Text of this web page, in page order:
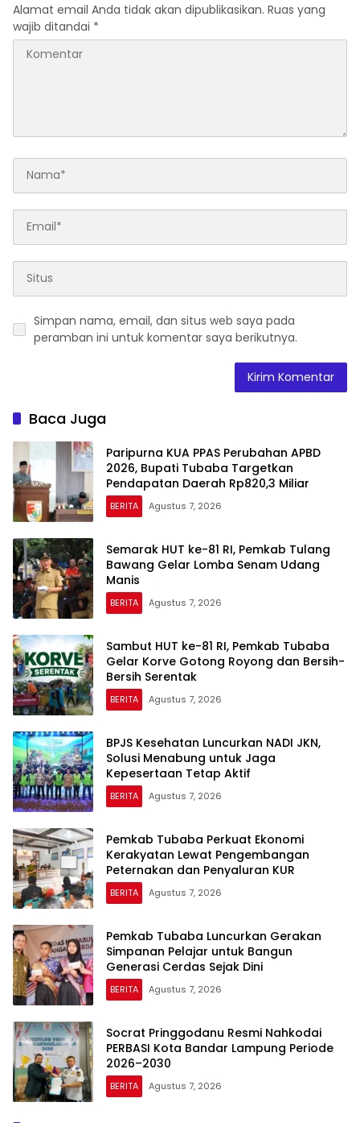
Alamat email Anda tidak akan dipublikasikan. Ruas yang
wajib ditandai *
Simpan nama, email, dan situs web saya pada
peramban ini untuk komentar saya berikutnya.
Baca Juga
Paripurna KUA PPAS Perubahan APBD
2026, Bupati Tubaba Targetkan
Pendapatan Daerah Rp820,3 Miliar
BERITA Agustus 7, 2026
Semarak HUT ke-81 RI, Pemkab Tulang
Bawang Gelar Lomba Senam Udang
Manis
BERITA Agustus 7, 2026
Sambut HUT ke-81 RI, Pemkab Tubaba
Gelar Korve Gotong Royong dan Bersih-
Bersih Serentak
BERITA Agustus 7, 2026
BPJS Kesehatan Luncurkan NADI JKN,
Solusi Menabung untuk Jaga
Kepesertaan Tetap Aktif
BERITA Agustus 7, 2026
Pemkab Tubaba Perkuat Ekonomi
Kerakyatan Lewat Pengembangan
Peternakan dan Penyaluran KUR
BERITA Agustus 7, 2026
Pemkab Tubaba Luncurkan Gerakan
Simpanan Pelajar untuk Bangun
Generasi Cerdas Sejak Dini
BERITA Agustus 7, 2026
Socrat Pringgodanu Resmi Nahkodai
PERBASI Kota Bandar Lampung Periode
2026–2030
BERITA Agustus 7, 2026